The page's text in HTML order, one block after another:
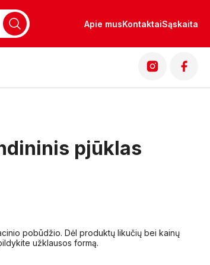
Apie musKontaktaiSąskaita
pjūklas
pobūdžio. Dėl produktų likučių bei kainų
užklausos formą.